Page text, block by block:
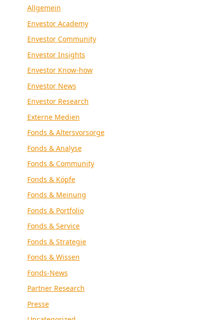
Allgemein
Envestor Academy
Envestor Community
Envestor Insights
Envestor Know-how
Envestor News
Envestor Research
Externe Medien
Fonds & Altersvorsorge
Fonds & Analyse
Fonds & Community
Fonds & Köpfe
Fonds & Meinung
Fonds & Portfolio
Fonds & Service
Fonds & Strategie
Fonds & Wissen
Fonds-News
Partner Research
Presse